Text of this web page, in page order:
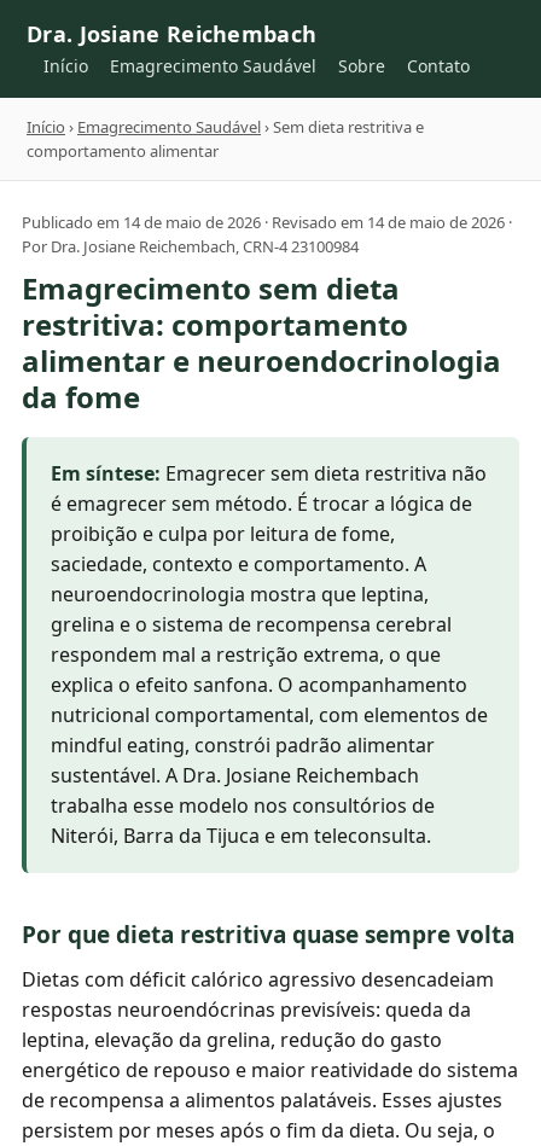
Dra. Josiane Reichembach
Início Emagrecimento Saudável Sobre Contato
Início › Emagrecimento Saudável› Sem dieta restritiva e
comportamento alimentar
Publicado em 14 de maio de 2026 · Revisado em 14 de maio de 2026 ·
Por Dra. Josiane Reichembach, CRN-4 23100984
Emagrecimento sem dieta
restritiva: comportamento
alimentar e neuroendocrinologia
da fome
Em síntese: Emagrecer sem dieta restritiva não
é emagrecer sem método. É trocar a lógica de
proibição e culpa por leitura de fome,
saciedade, contexto e comportamento. A
neuroendocrinologia mostra que leptina,
grelina e o sistema de recompensa cerebral
respondem mal a restrição extrema, o que
explica o efeito sanfona. O acompanhamento
nutricional comportamental, com elementos de
mindful eating, constrói padrão alimentar
sustentável. A Dra. Josiane Reichembach
trabalha esse modelo nos consultórios de
Niterói, Barra da Tijuca e em teleconsulta.
Por que dieta restritiva quase sempre volta
Dietas com déficit calórico agressivo desencadeiam
respostas neuroendócrinas previsíveis: queda da
leptina, elevação da grelina, redução do gasto
energético de repouso e maior reatividade do sistema
de recompensa a alimentos palatáveis. Esses ajustes
persistem por meses após o fim da dieta. Ou seja, o